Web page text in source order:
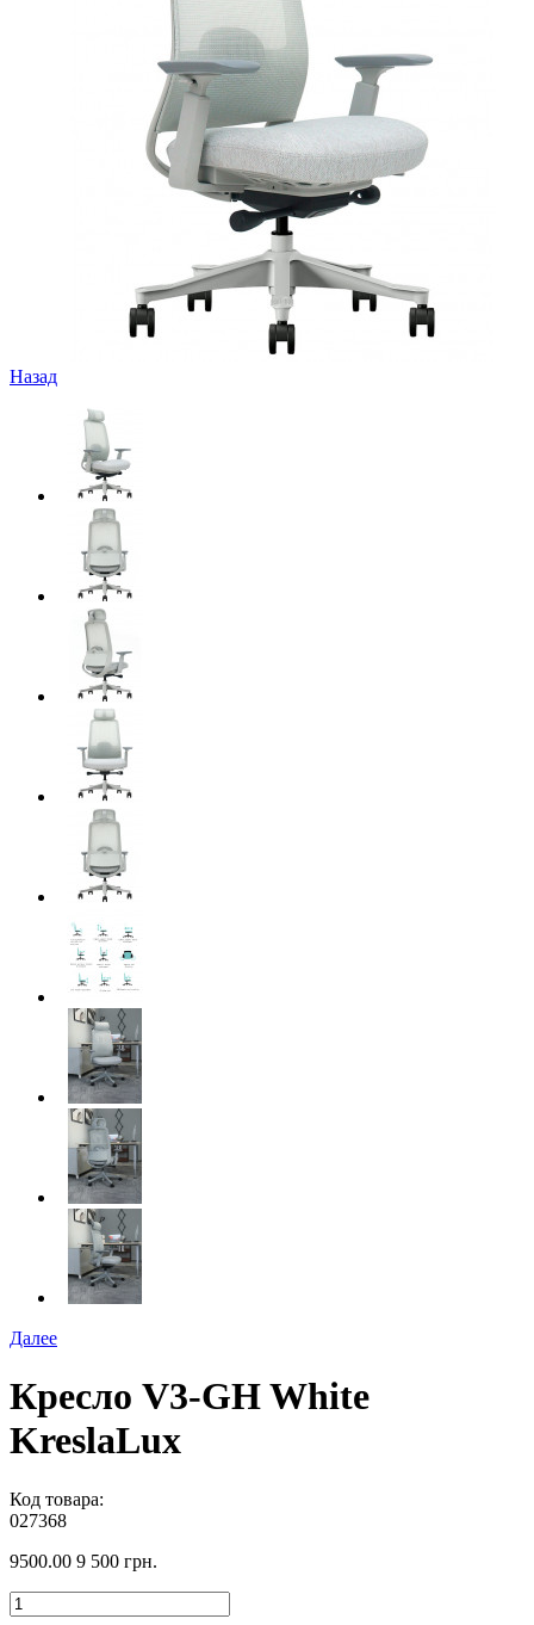
Назад
Далее
Кресло V3-GH White
KreslaLux
Код товара:
027368
9500.00 9 500 грн.